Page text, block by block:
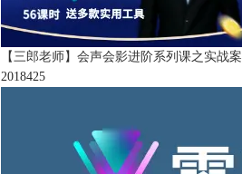
【三郎老师】会声会影进阶系列课之实战
2018425